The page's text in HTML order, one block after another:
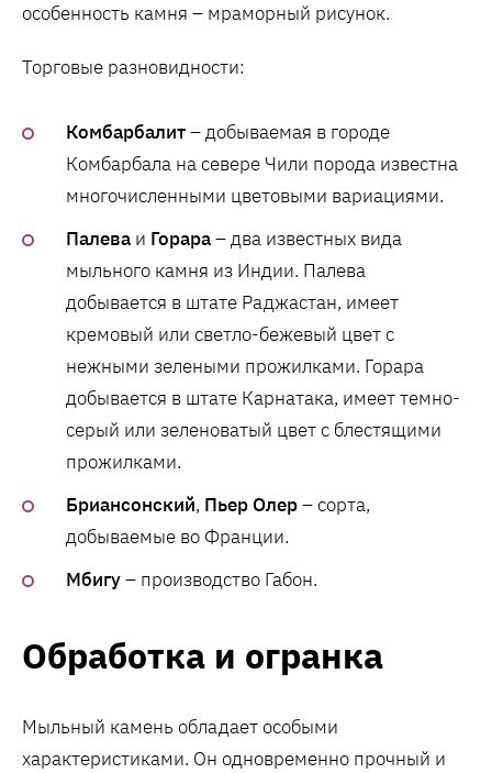
особенность камня – мраморный рисунок.
Торговые разновидности:
Комбарбалит– добываемая в городе
Комбарбала на севере Чили порода известна
многочисленными цветовыми вариациями.
Палева и Горара– два известных вида
мыльного камня из Индии. Палева
добывается в штате Раджастан, имеет
кремовый или светло-бежевый цвет с
нежными зелеными прожилками. Горара
добывается в штате Карнатака, имеет темно-
серый или зеленоватый цвет с блестящими
прожилками.
Бриансонский, Пьер Олер– сорта,
добываемые во Франции.
Мбигу– производство Габон.
Обработка и огранка
Мыльный камень обладает особыми
характеристиками. Он одновременно прочный и